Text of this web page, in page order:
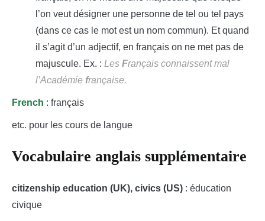
l’on veut désigner une personne de tel ou tel pays
(dans ce cas le mot est un nom commun). Et quand
il s’agit d’un adjectif, en français on ne met pas de
majuscule. Ex. : Les Français connaissent mal
l’Académie française.
French : français
etc. pour les cours de langue
Vocabulaire anglais supplémentaire
citizenship education (UK), civics (US) : éducation
civique